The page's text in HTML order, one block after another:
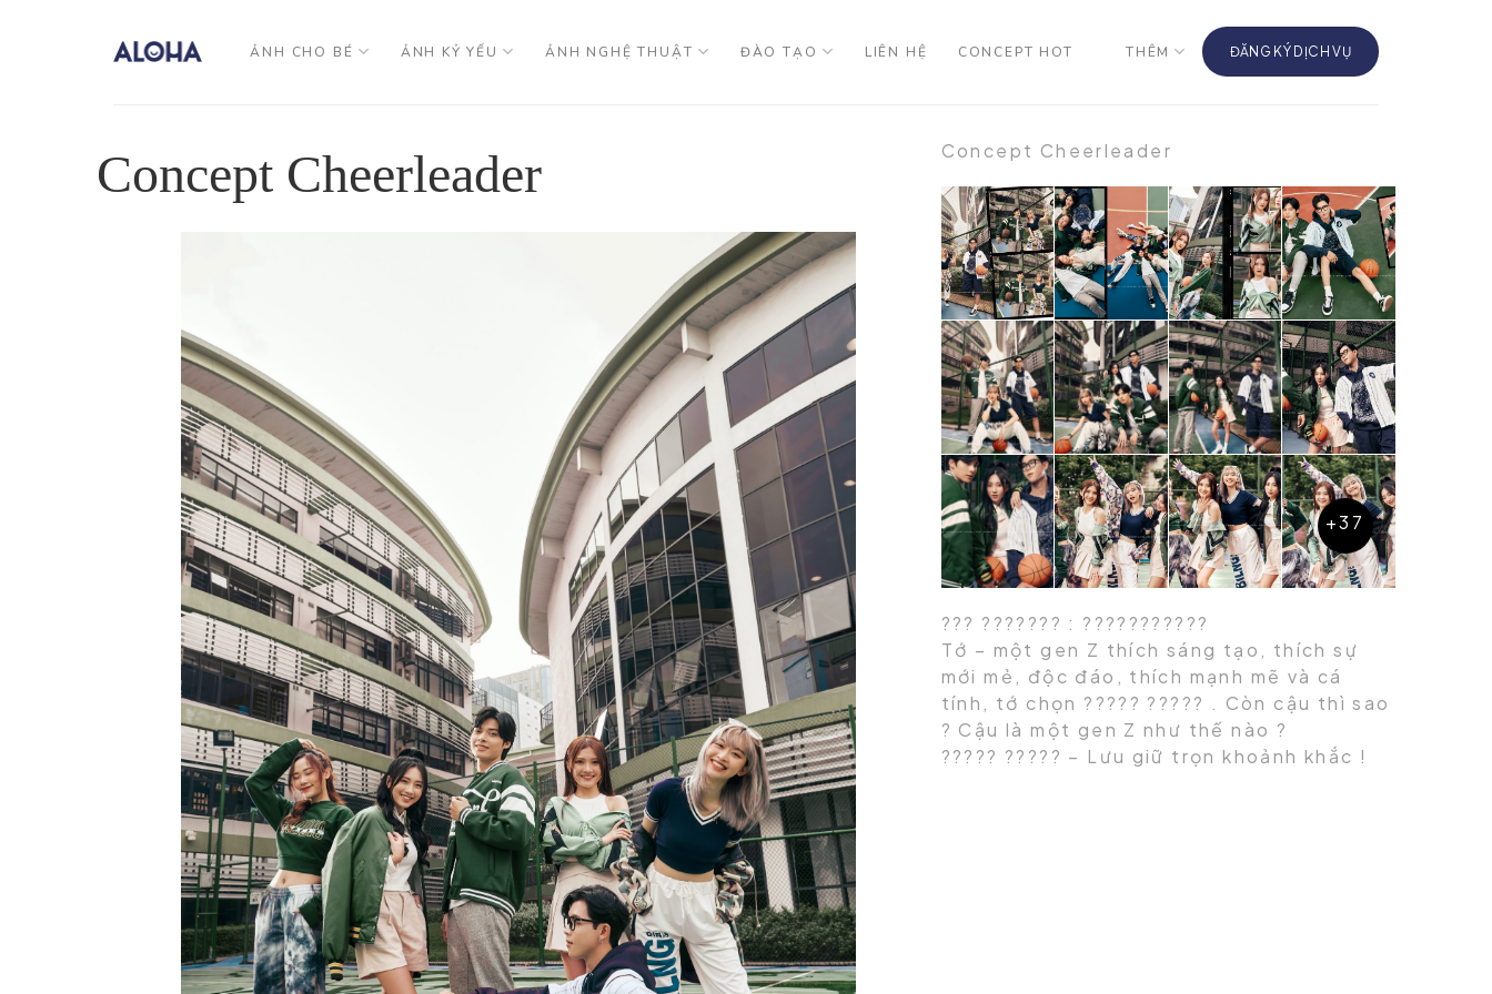
ẢNH CHO BÉ ẢNH KỶ YẾU ẢNH NGHỆ THUẬT ĐÀO TẠO LIÊN HỆ CONCEPT HOT THÊM ĐĂNG KÝ DỊCH VỤ
Concept Cheerleader Concept Cheerleader
??? ??????? : ???????????
Tớ – một gen Z thích sáng tạo, thích sự
mới mẻ, độc đáo, thích mạnh mẽ và cá
tính, tớ chọn ????? ????? . Còn cậu thì sao
? Cậu là một gen Z như thế nào ?
????? ????? – Lưu giữ trọn khoảnh khắc !